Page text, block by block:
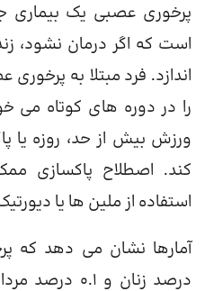
پرخوری عصبی یک بیماری
است که اگر درمان نشود،
اندازد. فرد مبتلا به
را در دوره های کوتاه
ورزش بیش از حد، روزه یا
کند. اصطلاح پاکسازی
استفاده از ملین ها یا
درصد زنان و